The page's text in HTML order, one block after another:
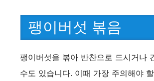
팽이버섯 볶음
팽이버섯을 볶아 반찬으로 드시거나
수도 있습니다. 이때 가장 주의해야